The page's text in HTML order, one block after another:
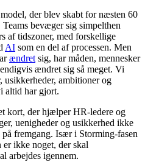
der blev skabt for næsten 60
bevæger sig simpelthen
af tidszoner, med forskellige
AI som en del af processen. Men
ændret sig, har måden, mennesker
ændret sig så meget. Vi
usikkerheder, ambitioner og
altid har gjort.
kort, der hjælper HR-ledere og
uenigheder og usikkerhed ikke
fremgang. Især i Storming-fasen
ikke noget, der skal
arbejdes igennem.